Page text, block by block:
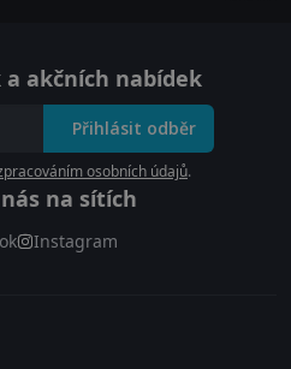
akčních nabídek
Přihlásit odběr
osobních údajů.
na sítích
Instagram